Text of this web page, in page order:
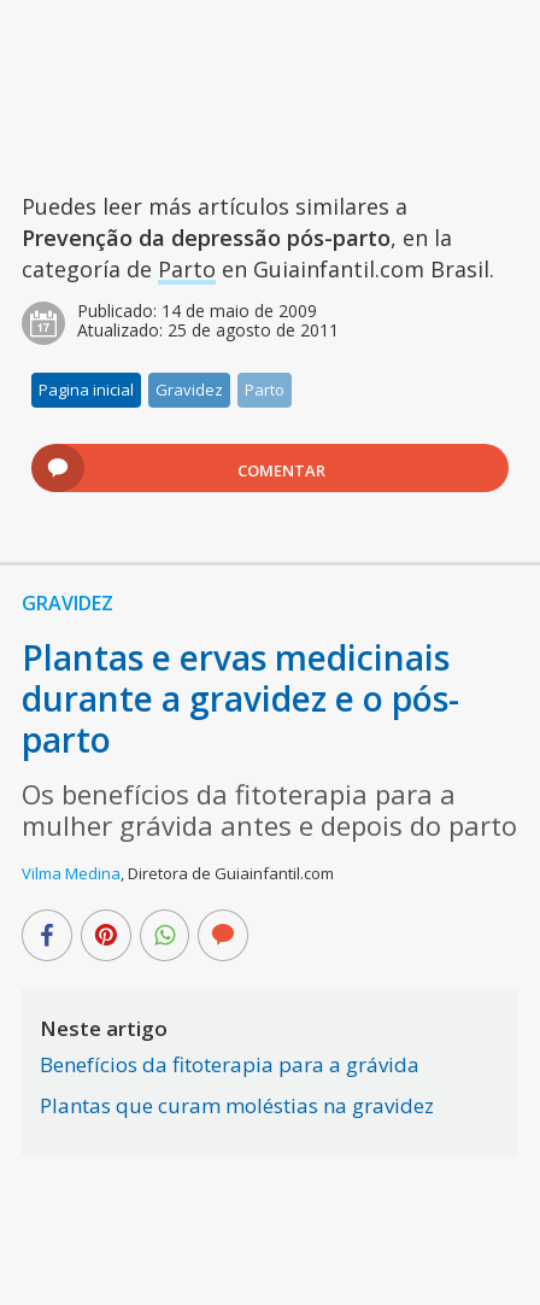
Puedes leer más artículos similares a
Prevenção da depressão pós-parto, en la
categoría de Parto en Guiainfantil.com Brasil.
Publicado: 14 de maio de 2009
Atualizado: 25 de agosto de 2011
Pagina inicial Gravidez Parto
COMENTAR
GRAVIDEZ
Plantas e ervas medicinais
durante a gravidez e o pós-
parto
Os benefícios da fitoterapia para a
mulher grávida antes e depois do parto
Vilma Medina,Diretora de Guiainfantil.com
Neste artigo
Benefícios da fitoterapia para a grávida
Plantas que curam moléstias na gravidez